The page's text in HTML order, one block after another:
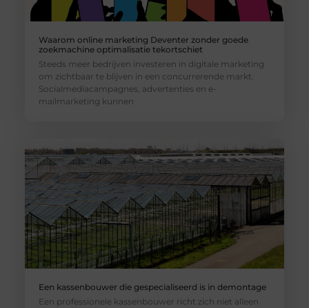
Waarom online marketing Deventer zonder goede
zoekmachine optimalisatie tekortschiet
Steeds meer bedrijven investeren in digitale marketing
om zichtbaar te blijven in een concurrerende markt.
Socialmediacampagnes, advertenties en e-
mailmarketing kunnen
Een kassenbouwer die gespecialiseerd is in demontage
Een professionele kassenbouwer richt zich niet alleen